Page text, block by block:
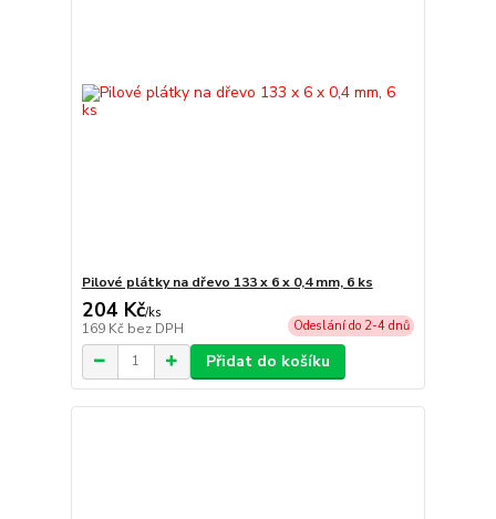
Pilové plátky na dřevo 133 x 6 x 0,4 mm, 6 ks
204 Kč/ks
169 Kč bez DPH Odeslání do 2-4 dnů
Přidat do košíku